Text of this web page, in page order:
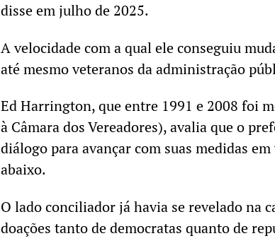
disse em julho de 2025.
A velocidade com a qual ele conseguiu
até mesmo veteranos da administração
Ed Harrington, que entre 1991 e 2008 foi
à Câmara dos Vereadores), avalia que o
diálogo para avançar com suas medidas
abaixo.
O lado conciliador já havia se revelado na
doações tanto de democratas quanto de